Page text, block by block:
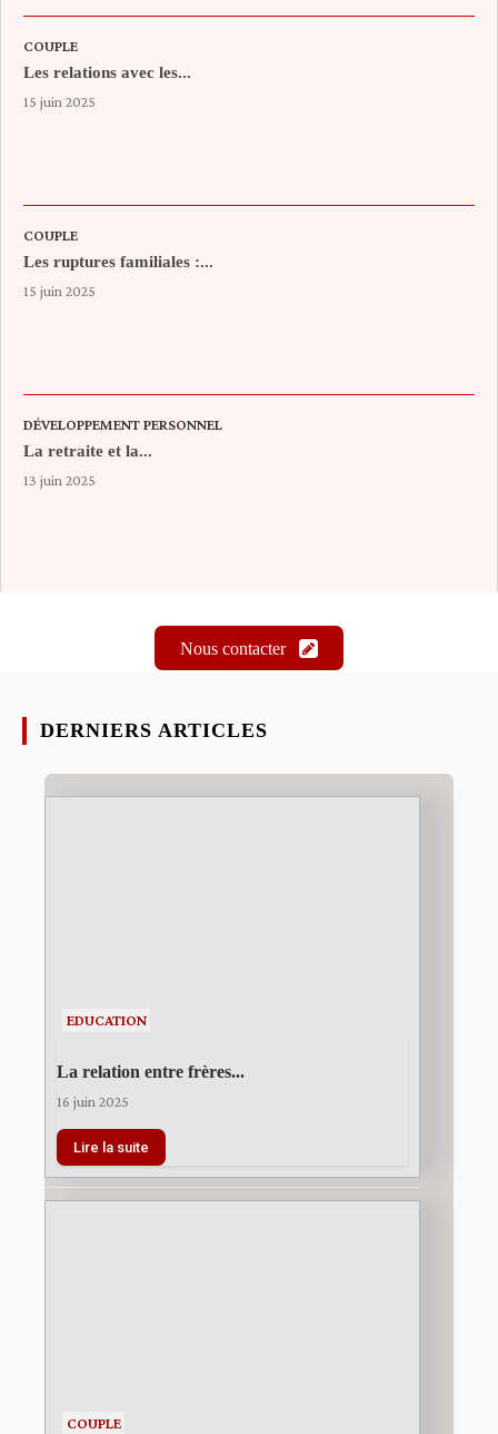
COUPLE
Les relations avec les...
15 juin 2025
COUPLE
Les ruptures familiales :...
15 juin 2025
DÉVELOPPEMENT PERSONNEL
La retraite et la...
13 juin 2025
Nous contacter
DERNIERS ARTICLES
EDUCATION
La relation entre frères...
16 juin 2025
Lire la suite
COUPLE